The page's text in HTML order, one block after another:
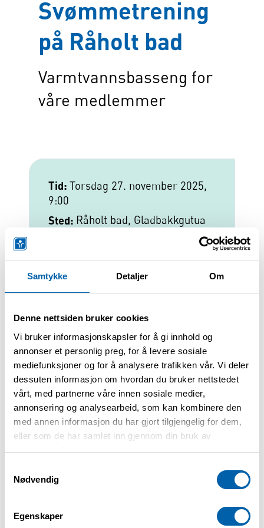
Samtykke Detaljer Om
Denne nettsiden bruker cookies
Vi bruker informasjonskapsler for å gi innhold og
annonser et personlig preg, for å levere sosiale
mediefunksjoner og for å analysere trafikken vår. Vi deler
dessuten informasjon om hvordan du bruker nettstedet
vårt, med partnerne våre innen sosiale medier,
annonsering og analysearbeid, som kan kombinere den
med annen informasjon du har gjort tilgjengelig for dem,
eller som de har samlet inn gjennom din bruk av
tjenestene deres.
Nødvendig
Egenskaper
Svømmetrening
på Råholt bad
Varmtvannsbasseng for
våre medlemmer
Tid: Torsdag 27. november 2025,
9:00
Sted: Råholt bad, Gladbakkgutua
(kun torsdager)
Øvre Romerike storlag inviterer sine
medlemmer til svømmetrening på Råholt
bad. Hver tirsdag 11.00 - 12.00 og torsdag
9.00 - 10.00. Varmtvannsbassenget er
reservert for våre medlemmer for
gruppetrening. Tilbudet er tilrettelagt for
pasienter med kols og astma.
telefonnummer:
for påmelding.